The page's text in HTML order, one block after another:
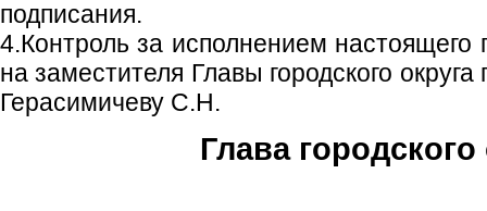
подписания.
4.Контроль за исполнением настоящего
на заместителя Главы городского
Герасимичеву С.Н.
Глава городского